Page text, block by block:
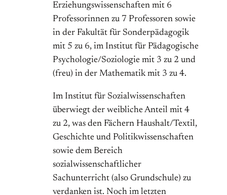
Erziehungswissenschaften mit 6
Professorinnen zu 7 Professoren sowie
in der Fakultät für Sonderpädagogik
mit 5 zu 6, im Institut für Pädagogische
Psychologie/Soziologie mit 3 zu 2 und
(freu) in der Mathematik mit 3 zu 4.
Im Institut für Sozialwissenschaften
überwiegt der weibliche Anteil mit 4
zu 2, was den Fächern Haushalt/Textil,
Geschichte und Politikwissenschaften
sowie dem Bereich
sozialwissenschaftlicher
Sachunterricht (also Grundschule) zu
verdanken ist. Noch im letzten